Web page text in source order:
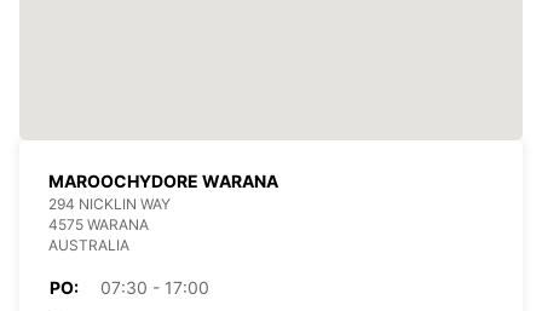
MAROOCHYDORE WARANA
294 NICKLIN WAY
4575 WARANA
AUSTRALIA
PO:
07:30 - 17:00